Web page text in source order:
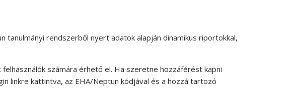
rendszerből nyert adatok alapján dinamikus riportokkal,
számára érhető el. Ha szeretne hozzáférést kapni
linkre kattintva, az EHA/Neptun kódjával és a hozzá tartozó